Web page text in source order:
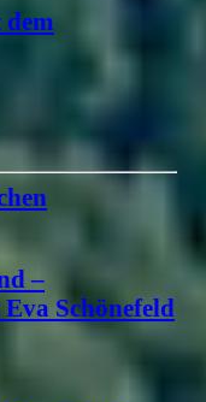
dem
–
Schönefeld